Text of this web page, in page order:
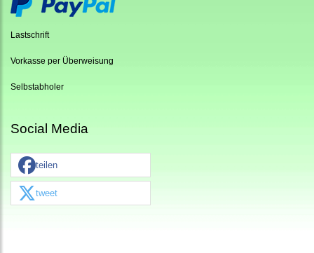
Lastschrift
Vorkasse per Überweisung
Selbstabholer
Social Media
teilen
tweet